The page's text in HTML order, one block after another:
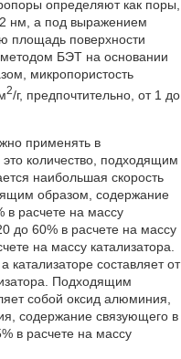
определяют как поры,
нм, а под выражением
площадь поверхности
БЭТ на основании
микропористость
2/г, предпочтительно, от 1 до
применять в
количество, подходящим
наибольшая скорость
образом, содержание
в расчете на массу
до 60% в расчете на массу
на массу катализатора.
катализаторе составляет от
Подходящим
собой оксид алюминия,
содержание связующего в
в расчете на массу